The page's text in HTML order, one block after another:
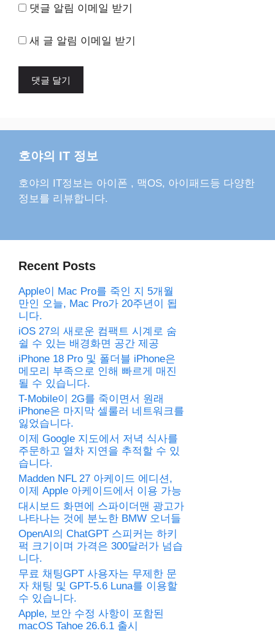
댓글 알림 이메일 받기
새 글 알림 이메일 받기
호야의 IT 정보
호야의 IT정보는 아이폰 , 맥OS, 아이패드등 다양한
정보를 리뷰합니다.
Recent Posts
Apple이 Mac Pro를 죽인 지 5개월
만인 오늘, Mac Pro가 20주년이 됩
니다.
iOS 27의 새로운 컴팩트 시계로 숨
쉴 수 있는 배경화면 공간 제공
iPhone 18 Pro 및 폴더블 iPhone은
메모리 부족으로 인해 빠르게 매진
될 수 있습니다.
T-Mobile이 2G를 죽이면서 원래
iPhone은 마지막 셀룰러 네트워크를
잃었습니다.
이제 Google 지도에서 저녁 식사를
주문하고 열차 지연을 추적할 수 있
습니다.
Madden NFL 27 아케이드 에디션,
이제 Apple 아케이드에서 이용 가능
대시보드 화면에 스파이더맨 광고가
나타나는 것에 분노한 BMW 오너들
OpenAI의 ChatGPT 스피커는 하키
퍽 크기이며 가격은 300달러가 넘습
니다.
무료 채팅GPT 사용자는 무제한 문
자 채팅 및 GPT-5.6 Luna를 이용할
수 있습니다.
Apple, 보안 수정 사항이 포함된
macOS Tahoe 26.6.1 출시